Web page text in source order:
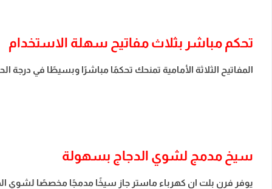
تحكم مباشر بثلاث مفاتيح سهلة الاستخدام
المفاتيح الثلاثة الأمامية تمنحك تحكمًا مباشرًا وبسيطًا في
سيخ مدمج لشوي الدجاج بسهولة
يوفر فرن بلت ان كهرباء ماستر جاز سيخًا مدمجًا مخصصًا لشوي